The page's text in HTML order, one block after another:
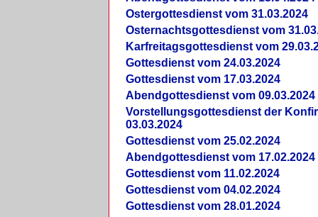
Ostergottesdienst vom 31.03.2024
Osternachtsgottesdienst vom
Karfreitagsgottesdienst vom
Gottesdienst vom 24.03.2024
Gottesdienst vom 17.03.2024
Abendgottesdienst vom 09.03.2024
Vorstellungsgottesdienst der
03.03.2024
Gottesdienst vom 25.02.2024
Abendgottesdienst vom 17.02.2024
Gottesdienst vom 11.02.2024
Gottesdienst vom 04.02.2024
Gottesdienst vom 28.01.2024